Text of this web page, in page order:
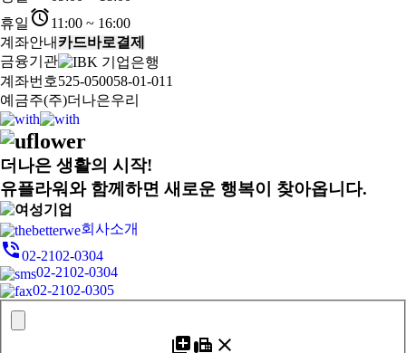
휴일 alarm11:00 ~ 16:00
계좌안내 카드바로결제
금융기관
계좌번호525-050058-01-011
예금주(주)더나은우리
더나은 생활의 시작!
유플라워와 함께하면 새로운 행복이 찾아옵니다.
회사소개
phone_in_talk02-2102-0304
02-2102-0304
02-2102-0305
add_to_photosfax close